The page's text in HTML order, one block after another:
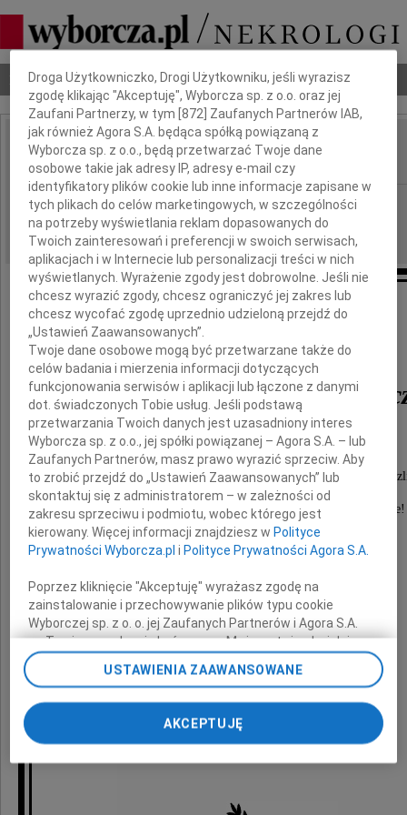
Nekrologi Odeszli Poradnik pogrzebowy
IMIĘ I NAZWISKO: Dov.r. Aleksandrowicz
REGION: Kraków
DATA EMISJI: 08.02.2018
Dnia 6 lutego 2018 roku zmarł w Izraelu
prof.
Dov R.
Psychiatra
Nasz drogi Przyjaciel, Człowiek wielkiego serca i
Będzie nam Pana bardzo brakowało Profesorze!
Wyrazy żalu i współczucia
Rodzinie i Bliskim
w Izraelu i w Polsce
składają
Ania, Marta i Dorota z rodzinami
Dbamy o Twoją prywatność
Droga Użytkowniczko, Drogi Użytkowniku, jeśli wyrazisz
zgodę klikając "Akceptuję", Wyborcza sp. z o.o. oraz jej
Zaufani Partnerzy, w tym [872 ] Zaufanych Partnerów IAB,
jak również Agora S.A. będąca spółką powiązaną z
Wyborcza sp. z o.o., będą przetwarzać Twoje dane
osobowe takie jak adresy IP, adresy e-mail czy
identyfikatory plików cookie lub inne informacje zapisane w
tych plikach do celów marketingowych, w szczególności
na potrzeby wyświetlania reklam dopasowanych do
Twoich zainteresowań i preferencji w swoich serwisach,
aplikacjach i w Internecie lub personalizacji treści w nich
wyświetlanych. Wyrażenie zgody jest dobrowolne. Jeśli nie
chcesz wyrazić zgody, chcesz ograniczyć jej zakres lub
chcesz wycofać zgodę uprzednio udzieloną przejdź do
„Ustawień Zaawansowanych”.
Twoje dane osobowe mogą być przetwarzane także do
celów badania i mierzenia informacji dotyczących
funkcjonowania serwisów i aplikacji lub łączone z danymi
dot. świadczonych Tobie usług. Jeśli podstawą
przetwarzania Twoich danych jest uzasadniony interes
Wyborcza sp. z o.o., jej spółki powiązanej – Agora S.A. – lub
Zaufanych Partnerów, masz prawo wyrazić sprzeciw. Aby
to zrobić przejdź do „Ustawień Zaawansowanych” lub
skontaktuj się z administratorem – w zależności od
zakresu sprzeciwu i podmiotu, wobec którego jest
kierowany. Więcej informacji znajdziesz w Polityce
Prywatności Wyborcza.pl i Polityce Prywatności Agora S.A.
Poprzez kliknięcie "Akceptuję" wyrażasz zgodę na
zainstalowanie i przechowywanie plików typu cookie
Wyborczej sp. z o. o. jej Zaufanych Partnerów i Agora S.A.
na Twoim urządzeniu końcowym. Możesz też w każdej
chwili zmienić swoje preferencje dot. plików cookie,
ponownie wywołując narzędzie do zarządzania Twoimi
odnośnik „Ustawienia prywatności” w stopce serwisu i
przechodząc do sekcji „Ustawienia zaawansowane”.
pomocą ustawień przeglądarki.
My, nasi Zaufani Partnerzy i Agora S.A. możemy
USTAWIENIA ZAAWANSOWANE
AKCEPTUJĘ